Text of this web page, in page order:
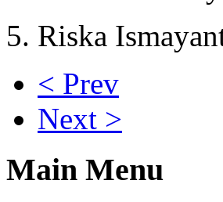
5. Riska
< Prev
Next >
Main Menu